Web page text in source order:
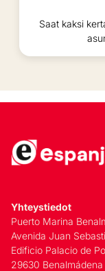
Saat kaksi
Yhteystiedot
Puerto Marina
Avenida Juan
Edificio Palacio de
29630 Benalmádena